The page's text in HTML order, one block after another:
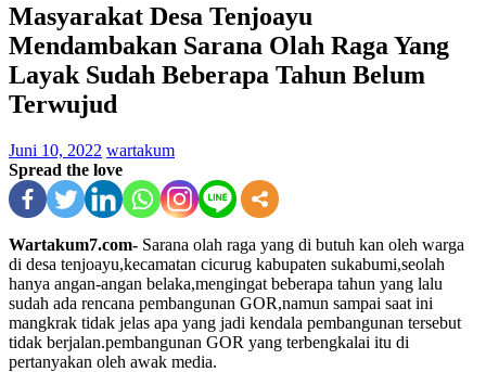
Masyarakat Desa Tenjoayu
Mendambakan Sarana Olah Raga Yang
Layak Sudah Beberapa Tahun Belum
Terwujud
Juni 10, 2022 wartakum
Spread the love
Wartakum7.com- Sarana olah raga yang di butuh kan oleh warga
di desa tenjoayu,kecamatan cicurug kabupaten sukabumi,seolah
hanya angan-angan belaka,mengingat beberapa tahun yang lalu
sudah ada rencana pembangunan GOR,namun sampai saat ini
mangkrak tidak jelas apa yang jadi kendala pembangunan tersebut
tidak berjalan.pembangunan GOR yang terbengkalai itu di
pertanyakan oleh awak media.